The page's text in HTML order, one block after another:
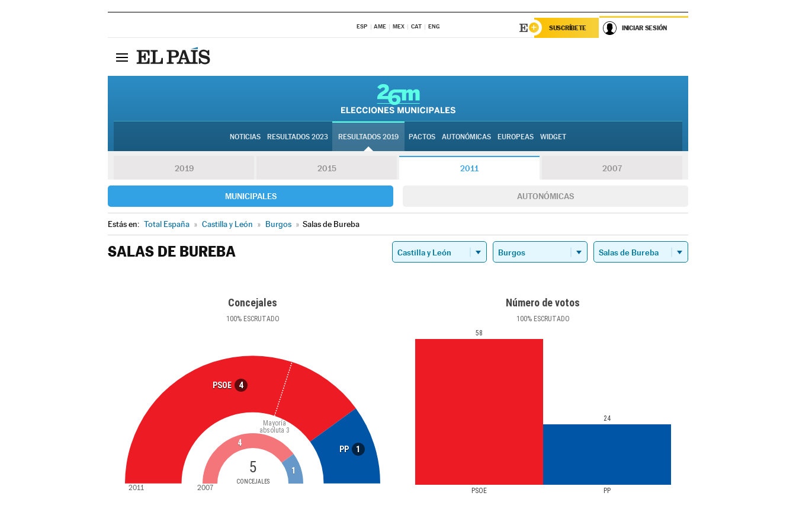
ESP AME MEX CAT ENG SUSCRÍBETE INICIAR SESIÓN
NOTICIAS RESULTADOS 2023 RESULTADOS 2019 PACTOS AUTONÓMICAS EUROPEAS WIDGET
2019 2015 2011 2007
MUNICIPALES AUTONÓMICAS
Estás en: Total España » Castilla y León » Burgos » Salas de Bureba
SALAS DE BUREBA
Concejales
100%ESCRUTADO
PSOE 4
PP 1
5
CONCEJALES
Mayoría
absoluta 3
4
1
2011 2007
Número de votos
100%ESCRUTADO
PSOE PP
58
24